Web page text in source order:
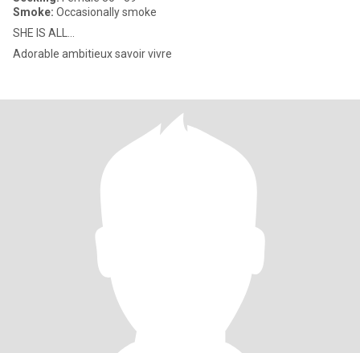
Smoke: Occasionally smoke
SHE IS ALL...
Adorable ambitieux savoir vivre